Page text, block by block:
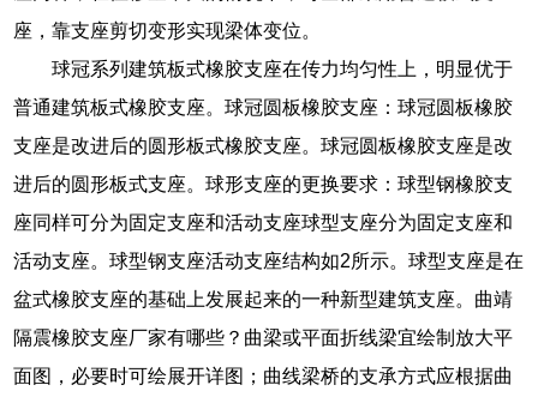
座，靠支座剪切变形实现梁体变位。
球冠系列建筑板式橡胶支座在传力均匀性上，明显优于
普通建筑板式橡胶支座。球冠圆板橡胶支座：球冠圆板橡胶
支座是改进后的圆形板式橡胶支座。球冠圆板橡胶支座是改
进后的圆形板式支座。球形支座的更换要求：球型钢橡胶支
座同样可分为固定支座和活动支座球型支座分为固定支座和
活动支座。球型钢支座活动支座结构如2所示。球型支座是在
盆式橡胶支座的基础上发展起来的一种新型建筑支座。曲靖
隔震橡胶支座厂家有哪些？曲梁或平面折线梁宜绘制放大平
面图，必要时可绘展开详图；曲线梁桥的支承方式应根据曲